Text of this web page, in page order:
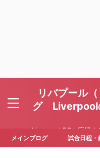
リバプール
グ Liverpool
Liverpool FCを応援
メインブログ 試合日程・